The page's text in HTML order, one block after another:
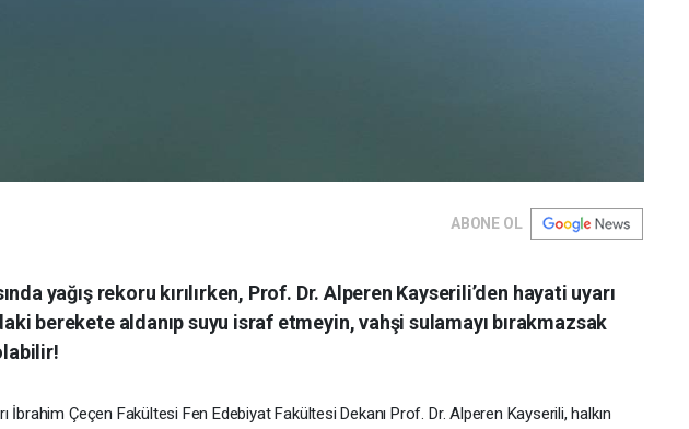
ABONE OL
yağış rekoru kırılırken, Prof. Dr. Alperen Kayserili’den hayati uyarı
berekete aldanıp suyu israf etmeyin, vahşi sulamayı bırakmazsak
İbrahim Çeçen Fakültesi Fen Edebiyat Fakültesi Dekanı Prof. Dr. Alperen Kayserili, halkın